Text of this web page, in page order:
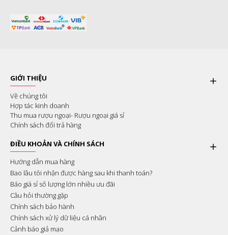
GIỚI THIỆU
Về chúng tôi
Hợp tác kinh doanh
Thu mua rượu ngoại- Rượu ngoại giá sỉ
Chính sách đổi trả hàng
ĐIỀU KHOẢN VÀ CHÍNH SÁCH
Hướng dẫn mua hàng
Bao lâu tôi nhận được hàng sau khi thanh toán?
Báo giá sỉ số lượng lớn nhiều ưu đãi
Câu hỏi thường gặp
Chính sách bảo hành
Chính sách xử lý dữ liệu cá nhân
Cảnh báo giả mạo